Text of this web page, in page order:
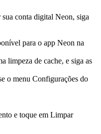
sua conta digital Neon, siga
para o app Neon na
limpeza de cache, e siga as
o menu Configurações do
e toque em Limpar